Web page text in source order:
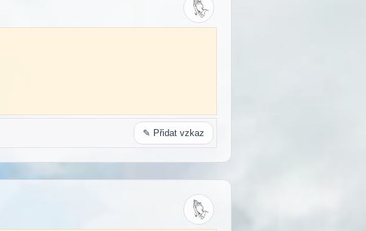
✎ Přidat vzkaz